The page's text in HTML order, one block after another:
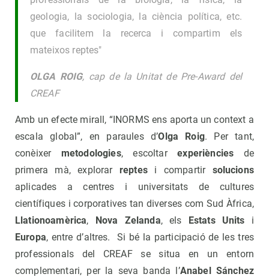
geologia, la sociologia, la ciència política, etc.
que facilitem la recerca i compartim els
mateixos reptes"
OLGA ROIG, cap de la Unitat de Pre-Award del
CREAF
Amb un efecte mirall, “INORMS ens aporta un context a
escala global”, en paraules d’Olga Roig. Per tant,
conèixer metodologies, escoltarexperiències de
primera mà, explorar reptesi compartir solucions
aplicades a centres i universitats de cultures
científiques i corporatives tan diverses com Sud Àfrica,
Llationoamèrica, Nova Zelanda, els Estats Units i
Europa, entre d’altres. Si bé la participació de les tres
professionals del CREAF se situa en un entorn
complementari, per la seva banda l’Anabel Sánchez